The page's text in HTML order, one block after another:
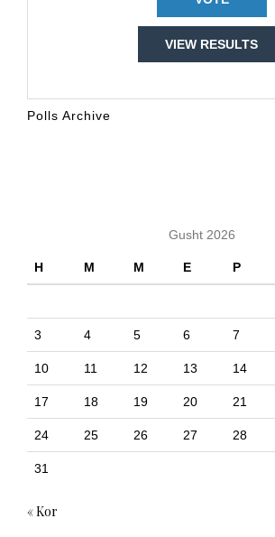
VIEW RESULTS
Polls Archive
Gusht 2026
H M M E P
3 4 5 6 7
10 11 12 13 14
17 18 19 20 21
24 25 26 27 28
31
« Kor